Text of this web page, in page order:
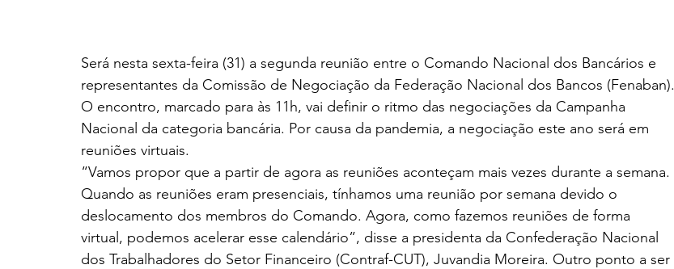
Será nesta sexta-feira (31) a segunda reunião entre o Comando Nacional dos Bancários e
representantes da Comissão de Negociação da Federação Nacional dos Bancos (Fenaban).
O encontro, marcado para às 11h, vai definir o ritmo das negociações da Campanha
Nacional da categoria bancária. Por causa da pandemia, a negociação este ano será em
reuniões virtuais.
“Vamos propor que a partir de agora as reuniões aconteçam mais vezes durante a semana.
Quando as reuniões eram presenciais, tínhamos uma reunião por semana devido o
deslocamento dos membros do Comando. Agora, como fazemos reuniões de forma
virtual, podemos acelerar esse calendário”, disse a presidenta da Confederação Nacional
dos Trabalhadores do Setor Financeiro (Contraf-CUT), Juvandia Moreira. Outro ponto a ser